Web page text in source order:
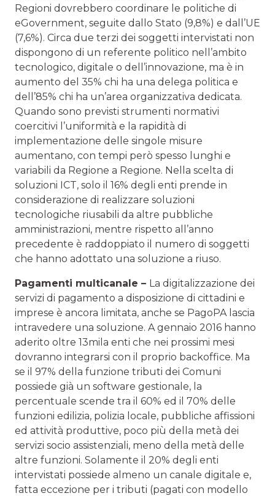
Regioni dovrebbero coordinare le politiche di
eGovernment, seguite dallo Stato (9,8%) e dall’UE
(7,6%). Circa due terzi dei soggetti intervistati non
dispongono di un referente politico nell’ambito
tecnologico, digitale o dell’innovazione, ma è in
aumento del 35% chi ha una delega politica e
dell’85% chi ha un’area organizzativa dedicata.
Quando sono previsti strumenti normativi
coercitivi l’uniformità e la rapidità di
implementazione delle singole misure
aumentano, con tempi però spesso lunghi e
variabili da Regione a Regione. Nella scelta di
soluzioni ICT, solo il 16% degli enti prende in
considerazione di realizzare soluzioni
tecnologiche riusabili da altre pubbliche
amministrazioni, mentre rispetto all’anno
precedente è raddoppiato il numero di soggetti
che hanno adottato una soluzione a riuso.
Pagamenti multicanale – La digitalizzazione dei
servizi di pagamento a disposizione di cittadini e
imprese è ancora limitata, anche se PagoPA lascia
intravedere una soluzione. A gennaio 2016 hanno
aderito oltre 13mila enti che nei prossimi mesi
dovranno integrarsi con il proprio backoffice. Ma
se il 97% della funzione tributi dei Comuni
possiede già un software gestionale, la
percentuale scende tra il 60% ed il 70% delle
funzioni edilizia, polizia locale, pubbliche affissioni
ed attività produttive, poco più della metà dei
servizi socio assistenziali, meno della metà delle
altre funzioni. Solamente il 20% degli enti
intervistati possiede almeno un canale digitale e,
fatta eccezione per i tributi (pagati con modello